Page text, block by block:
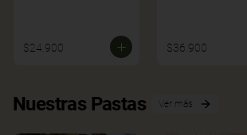
$24.900 $36.900
Nuestras Pastas Ver más